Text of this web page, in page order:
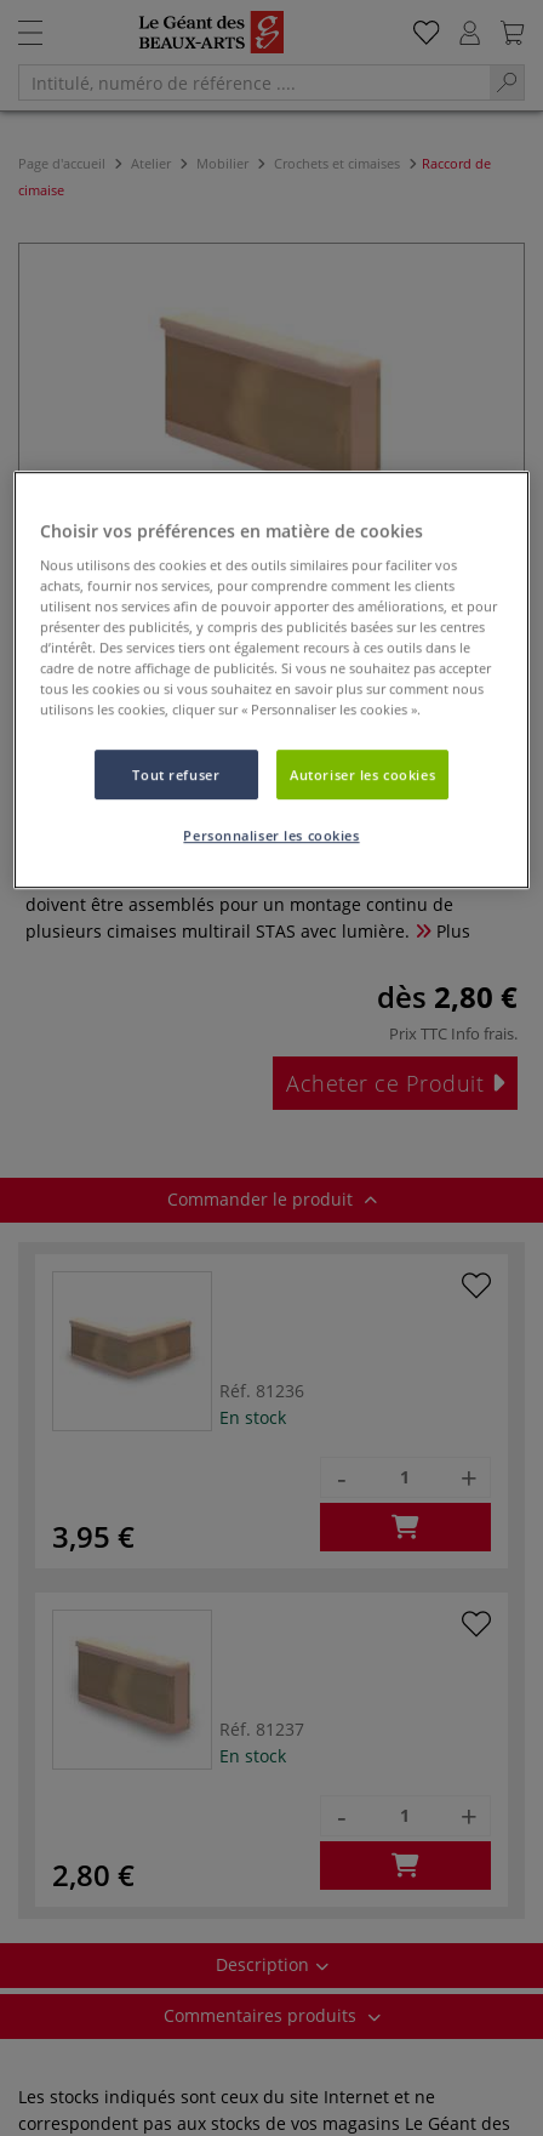
Page d'accueil Atelier Mobilier Crochets et cimaises
Raccord de
cimaise
Raccord de cimaise
0 Commentaires
doivent être assemblés pour un montage continu de
plusieurs cimaises multirail STAS avec lumière.
Plus
dès 2,80 €
Prix TTC Info frais.
Acheter ce Produit
Commander le produit
Réf. 81236
En stock
3,95 €
- +
Réf. 81237
En stock
2,80 €
- +
Description
Commentaires produits
Les stocks indiqués sont ceux du site Internet et ne
correspondent pas aux stocks de vos magasins Le Géant des
Choisir vos préférences en matière de cookies
Nous utilisons des cookies et des outils similaires pour faciliter vos
achats, fournir nos services, pour comprendre comment les clients
utilisent nos services afin de pouvoir apporter des améliorations, et pour
présenter des publicités, y compris des publicités basées sur les centres
d’intérêt. Des services tiers ont également recours à ces outils dans le
cadre de notre affichage de publicités. Si vous ne souhaitez pas accepter
tous les cookies ou si vous souhaitez en savoir plus sur comment nous
utilisons les cookies, cliquer sur « Personnaliser les cookies ».
Tout refuser Autoriser les cookies
Personnaliser les cookies